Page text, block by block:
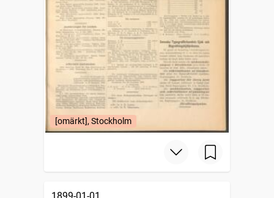
[omärkt], Stockholm